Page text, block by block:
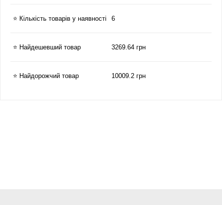
⭐ Кількість товарів у наявності 6
⭐ Найдешевший товар 3269.64 грн
⭐ Найдорожчий товар 10009.2 грн